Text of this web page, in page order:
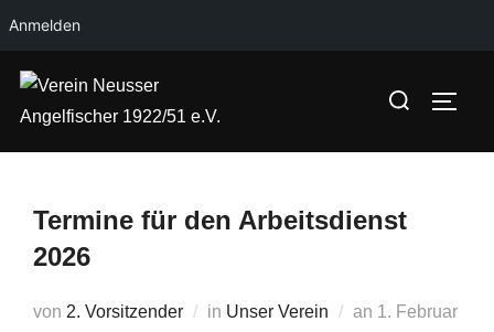
Anmelden
Inhalt
springen
Suchen
Termine für den Arbeitsdienst
2026
von 2. Vorsitzender in Unser Verein an Veröffentlicht
1. Februar